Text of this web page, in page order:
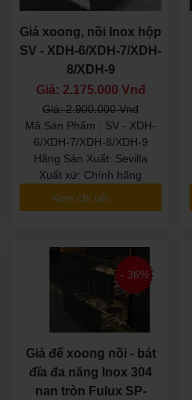
Giá xoong, nồi Inox hộp
SV - XDH-6/XDH-7/XDH-
8/XDH-9
Giá: 2.175.000 Vnđ
Giá: 2.900.000 Vnđ
Mã Sản Phẩm : SV - XDH-
6/XDH-7/XDH-8/XDH-9
Hãng Sản Xuất: Sevilla
Xuất xứ: Chính hãng
Xem chi tiết
- 36%
Giá để xoong nồi - bát
đĩa đa năng Inox 304
nan tròn Fulux SP-